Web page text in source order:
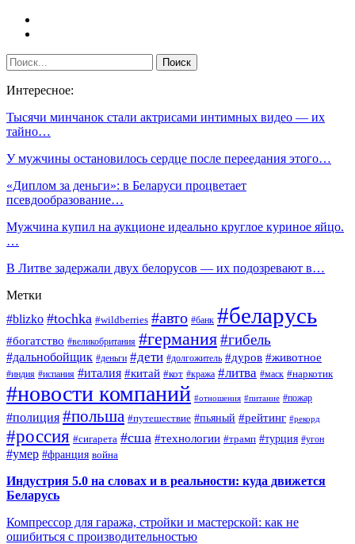
Интересное:
Тысячи минчанок стали актрисами интимных видео — их
тайно…
У мужчины остановилось сердце после переедания этого…
«Диплом за деньги»: в Беларуси процветает
псевдообразование…
Мужчина купил на аукционе идеально круглое куриное яйцо.
…
В Литве задержали двух белорусов — их подозревают в…
Метки
#blizko #tochka #wildberries #авто #банк #беларусь
#богатство #великобритания #германия#гибель
#дальнобойщик #деньги #дети #долгожитель #дуров #животное
#индия #испания #италия #китай #кот #кража #литва #маск #наркотик
#новости компаний #отношения #питание #пожар
#полиция #польша #путешествие #пьяный #рейтинг #рекорд
#россия #сигарета #сша #технологии #трамп #турция #угон
#умер #франция война
Индустрия 5.0 на словах и в реальности: куда движется
Беларусь
Компрессор для гаража, стройки и мастерской: как не
ошибиться с производительностью